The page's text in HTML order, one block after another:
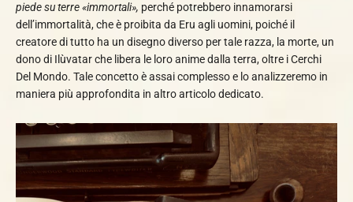
piede su terre «immortali», perché potrebbero innamorarsi
dell’immortalità, che è proibita da Eru agli uomini, poiché il
creatore di tutto ha un disegno diverso per tale razza, la morte, un
dono di Ilùvatar che libera le loro anime dalla terra, oltre i Cerchi
Del Mondo. Tale concetto è assai complesso e lo analizzeremo in
maniera più approfondita in altro articolo dedicato.